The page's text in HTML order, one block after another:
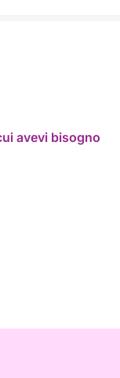
avevi bisogno